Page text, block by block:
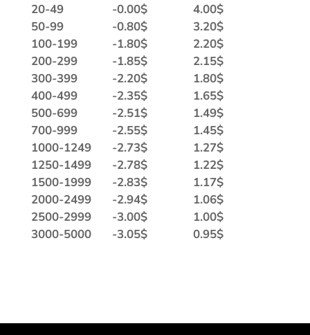
20-49
-0.00$ 4.00$
50-99
-0.80$ 3.20$
100-199
-1.80$ 2.20$
200-299
-1.85$ 2.15$
300-399
-2.20$ 1.80$
400-499
-2.35$ 1.65$
500-699
-2.51$ 1.49$
700-999
-2.55$ 1.45$
1000-1249
-2.73$ 1.27$
1250-1499
-2.78$ 1.22$
1500-1999
-2.83$ 1.17$
2000-2499
-2.94$ 1.06$
2500-2999
-3.00$ 1.00$
3000-5000
-3.05$ 0.95$